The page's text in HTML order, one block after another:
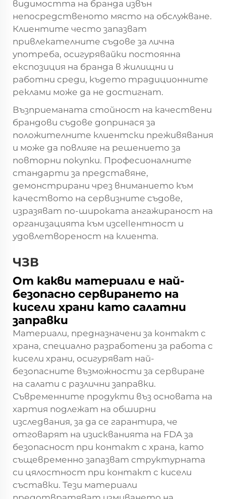
видимостта на бранда извън
непосредственото място на обслужване.
Клиентите често запазват
привлекателните съдове за лична
употреба, осигурявайки постоянна
експозиция на бранда в жилищни и
работни среди, където традиционните
реклами може да не достигнат.
Възприеманата стойност на качествени
брандови съдове допринася за
положителните клиентски преживявания
и може да повлияе на решението за
повторни покупки. Професионалните
стандарти за представяне,
демонстрирани чрез вниманието към
качеството на сервизните съдове,
изразяват по-широката ангажираност на
организацията към изcellентност и
удовлетвореност на клиента.
ЧЗВ
От какви материали е най-
безопасно сервирането на
кисели храни като салатни
заправки
Материали, предназначени за контакт с
храна, специално разработени за работа с
кисели храни, осигуряват най-
безопасните възможности за сервиране
на салати с различни заправки.
Съвременните продукти въз основата на
хартия подлежат на обширни
изследвания, за да се гарантира, че
отговарят на изискванията на FDA за
безопасност при контакт с храна, като
същевременно запазват структурната
си цялостност при контакт с кисели
съставки. Тези материали